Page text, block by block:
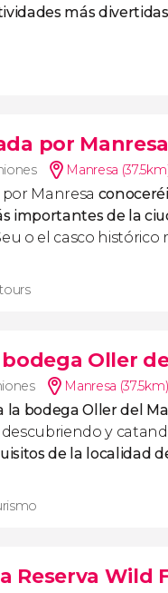
más
por Manresa
Manresa
Manresa
importantes de la
o el casco histórico
Oller
Manresa (37.5km)
la bodega Oller del
y
de la localidad
Reserva Wild